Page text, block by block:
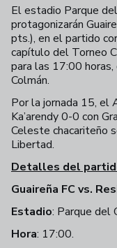
El estadio Parque
protagonizarán
pts.), en el partido
capítulo del Torneo
para las 17:00
Colmán.
Por la jornada 15, el
Ka’arendy 0-0 con
Celeste chacariteño
Libertad.
Detalles del
Guaireña FC vs.
Estadio: Parque del
Hora: 17:00.